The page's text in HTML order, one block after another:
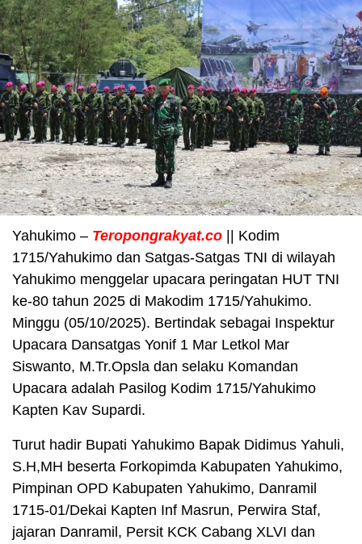
Yahukimo – Teropongrakyat.co || Kodim
1715/Yahukimo dan Satgas-Satgas TNI di wilayah
Yahukimo menggelar upacara peringatan HUT TNI
ke-80 tahun 2025 di Makodim 1715/Yahukimo.
Minggu (05/10/2025). Bertindak sebagai Inspektur
Upacara Dansatgas Yonif 1 Mar Letkol Mar
Siswanto, M.Tr.Opsla dan selaku Komandan
Upacara adalah Pasilog Kodim 1715/Yahukimo
Kapten Kav Supardi.
Turut hadir Bupati Yahukimo Bapak Didimus Yahuli,
S.H,MH beserta Forkopimda Kabupaten Yahukimo,
Pimpinan OPD Kabupaten Yahukimo, Danramil
1715-01/Dekai Kapten Inf Masrun, Perwira Staf,
jajaran Danramil, Persit KCK Cabang XLVI dan